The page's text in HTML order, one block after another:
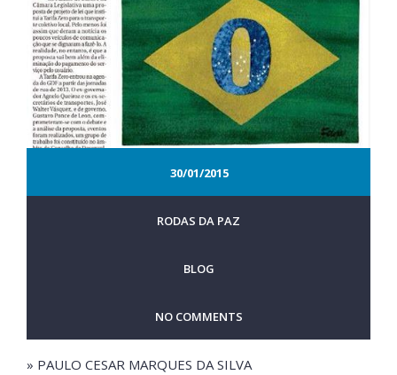
30/01/2015
RODAS DA PAZ
BLOG
NO COMMENTS
» PAULO CESAR MARQUES DA SILVA